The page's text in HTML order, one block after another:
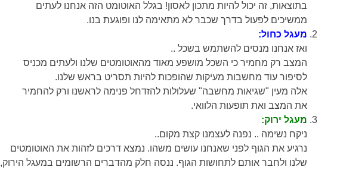
בתוצאות, זה יכול להיות מתכון לאסון! בגלל האוטומט הזה אנחנו לעתים
ממשיכים לפעול בדרך שכבר לא מתאימה לנו ופוגעת בנו.
מעגל כחול:
ואז אנחנו מנסים להשתמש בשכל ..
המצב רק מחמיר כי השכל מושפע מאוד מהאוטומטים שלנו ולעתים מכניס
לסיפור עוד מחשבות מעיקות שהופכות להיות תסריט בראש שלנו.
אלה מעין "שגיאות מחשבה" שעלולות להזדחל פנימה לראשנו ורק להחמיר
את המצב ואת תופעות הלוואי.
מעגל ירוק:
ניקח נשימה .. נפנה לעצמנו קצת מקום..
נרגיע את הגוף לפני שאנחנו עושים משהו. נמצא דרכים לזהות את האוטומטים
שלנו ולחבר אותם לתחושות הגוף. ננסה חלק מהדברים הרשומים במעגל הירוק,